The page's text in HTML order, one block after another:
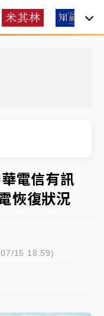
仲諒向法院聲請遭
預約開賣一度塞車
告成功 今重開羈
天 「紅到發紫」降
電信有訊
恢復狀況
15 18:59)